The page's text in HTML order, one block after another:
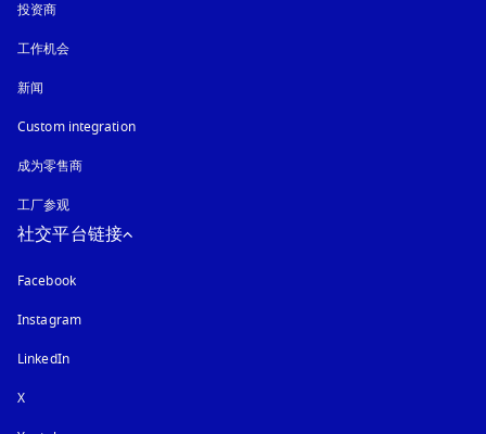
投资商
工作机会
新闻
Custom integration
成为零售商
工厂参观
社交平台链接
Facebook
Instagram在新选项卡中打开
LinkedIn
X